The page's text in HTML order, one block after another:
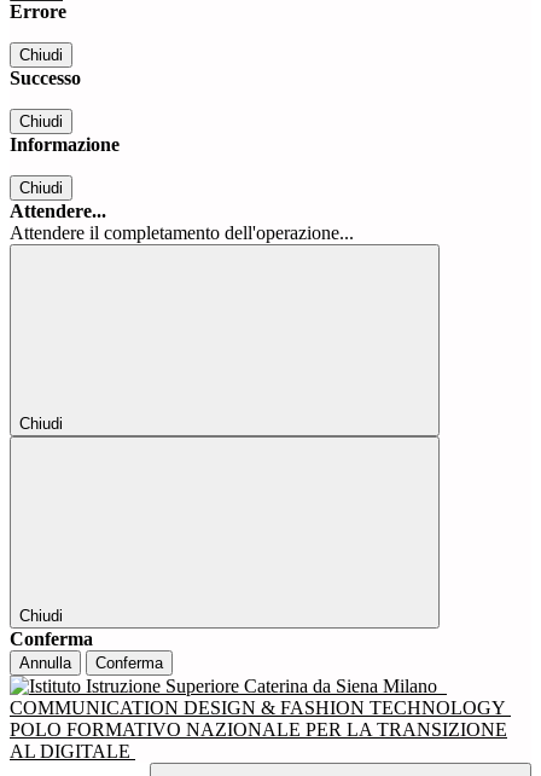
Errore
Chiudi
Successo
Chiudi
Informazione
Chiudi
Attendere...
Attendere il completamento dell'operazione...
Chiudi
Chiudi
Conferma
Annulla Conferma
COMMUNICATION DESIGN & FASHION TECHNOLOGY
POLO FORMATIVO NAZIONALE PER LA TRANSIZIONE
AL DIGITALE